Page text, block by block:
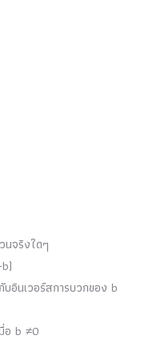
นจริงใดๆ
วอร์สการบวกของ b
อ b ≠0